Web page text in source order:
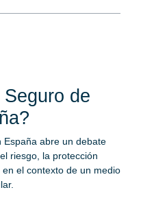
de
España abre un debate
riesgo, la protección
el contexto de un medio